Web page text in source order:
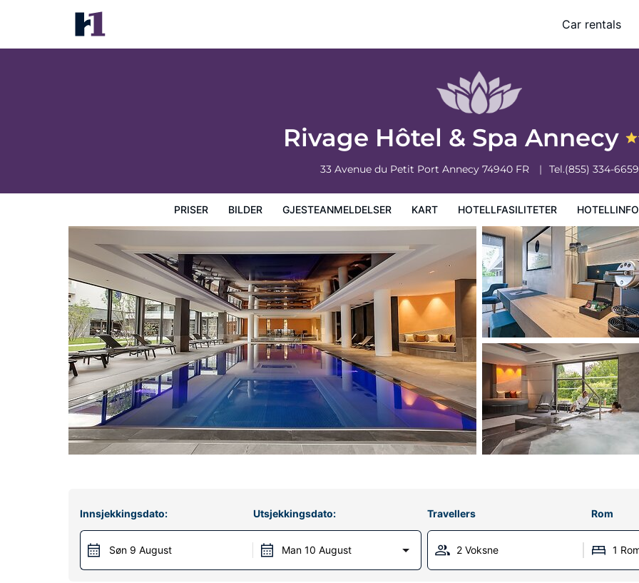
Car rentals
Rivage Hôtel & Spa Annecy
33 Avenue du Petit Port Annecy 74940 FR Tel.(855) 334-6659
PRISER BILDER GJESTEANMELDELSER KART HOTELLFASILITETER
Rivage Hôtel & Spa Annecy
Priser
Innsjekkingsdato:
Søn 9 August
Utsjekkingsdato:
Man 10 August
Travellers Rom
2 Voksne 1